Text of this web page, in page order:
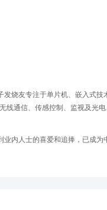
烧友专注于单片机、嵌入式技
通信、传感控制、监视及光
内人士的喜爱和追捧，已成